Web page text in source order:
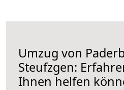
Umzug von
Steufzgen:
Ihnen helfen